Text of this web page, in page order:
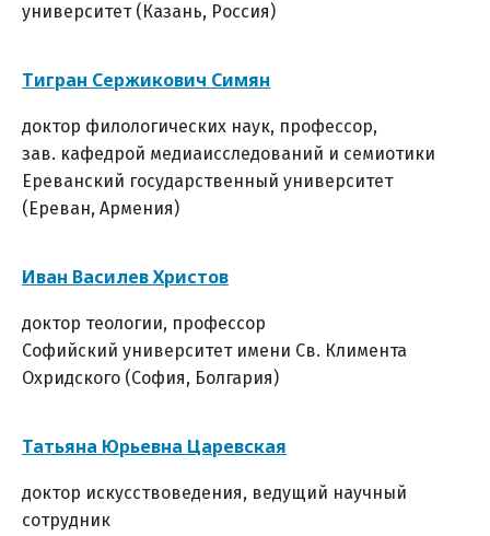
университет (Казань, Россия)
Тигран Сержикович Симян
доктор филологических наук, профессор,
зав. кафедрой медиаисследований и семиотики
Ереванский государственный университет
(Ереван, Армения)
Иван Василев Христов
доктор теологии, профессор
Софийский университет имени Св. Климента
Охридского (София, Болгария)
Татьяна Юрьевна Царевская
доктор искусствоведения, ведущий научный
сотрудник